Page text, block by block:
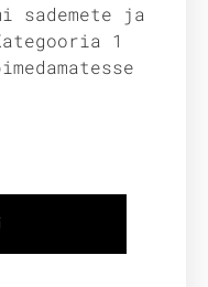
sademete ja
1